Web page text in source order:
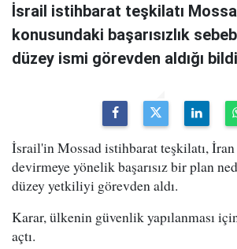
İsrail istihbarat teşkilatı
konusundaki başarısızlık
düzey ismi görevden aldığı
İsrail'in Mossad istihbarat teşkilatı,
devirmeye yönelik başarısız bir plan
düzey yetkiliyi görevden aldı.
Karar, ülkenin güvenlik yapılanması
açtı.